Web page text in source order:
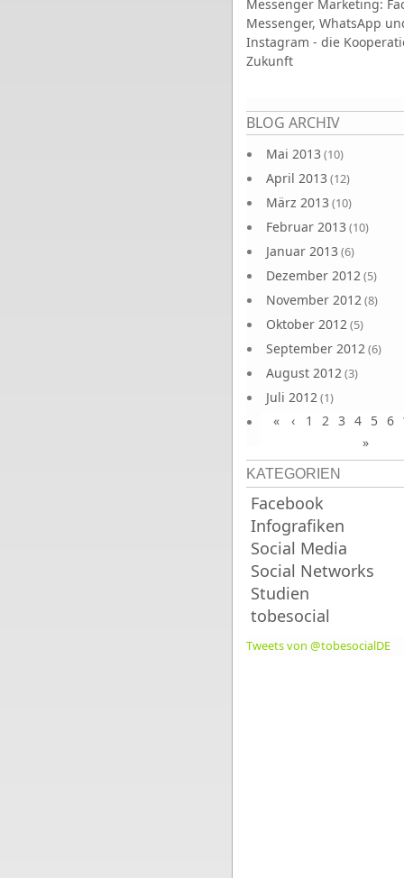
Messenger Marketing:
Messenger, WhatsApp
Instagram - die
Zukunft
BLOG ARCHIV
Mai 2013 (10)
April 2013 (12)
März 2013 (10)
Februar 2013 (10)
Januar 2013 (6)
Dezember 2012(5)
November 2012(8)
Oktober 2012(5)
September 2012(6)
August 2012(3)
Juli 2012(1)
Juni 2012(4)
Seiten
« ‹ 1 2 3 4 5 6
»
KATEGORIEN
Facebook
Infografiken
Social Media
Social Networks
Studien
tobesocial
Tweets von @tobesocialDE